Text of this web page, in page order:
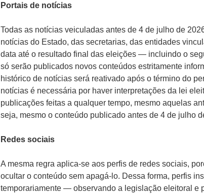
Portais de notícias
Todas as notícias veiculadas antes de 4 de julho de
notícias do Estado, das secretarias, das entidades
data até o resultado final das eleições — incluindo o
só serão publicados novos conteúdos estritamente
histórico de notícias será reativado após o término do
notícias é necessária por haver interpretações da lei
publicações feitas a qualquer tempo, mesmo aquelas
seja, mesmo o conteúdo publicado antes de 4 de julho
Redes sociais
A mesma regra aplica-se aos perfis de redes sociais,
ocultar o conteúdo sem apagá-lo. Dessa forma, perfis
temporariamente — observando a legislação eleitoral